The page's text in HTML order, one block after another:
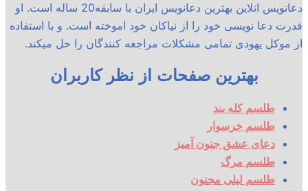
دعانویس انلاین بهترین دعانویس ایران با سابقه20 ساله است. او
قدرت دعا نویسی خود را از نیاکان خود اموخته است. و با استفاده
از موکل یهودی تمامی مشکلات مراجعه کنندگان را حل میکند.
بهترین صفحات از نظر کاربران
طلسم کله بند
طلسم خرسوار
دعای عشق جنون آمیز
طلسم مرگ
طلسم لیلی مجنون